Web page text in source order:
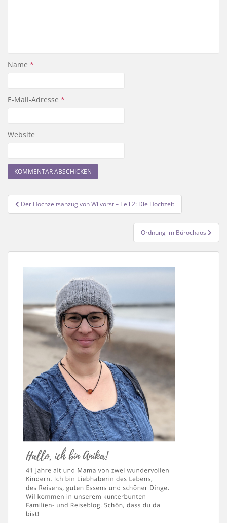
Name *
E-Mail-Adresse *
Website
Beitragsnavigation
Der Hochzeitsanzug von Wilvorst – Teil 2: Die Hochzeit
Ordnung im Bürochaos